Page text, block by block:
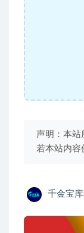
声明：本站
若本站内容
千金宝库